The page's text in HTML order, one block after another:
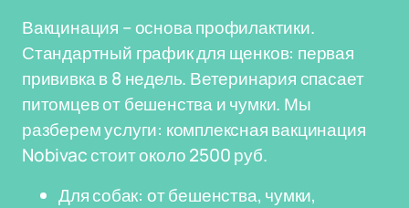
Вакцинация – основа профилактики.
Стандартный график для щенков: первая
прививка в 8 недель. Ветеринария спасает
питомцев от бешенства и чумки. Мы
разберем услуги: комплексная вакцинация
Nobivac стоит около 2500 руб.
Для собак: от бешенства, чумки,